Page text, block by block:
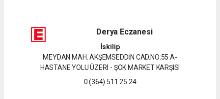
Derya Eczanesi
İskilip
MEYDAN MAH. AKŞEMSEDDİN CAD.NO:55 A-
HASTANE YOLU ÜZERİ - ŞOK MARKET KARŞISI
0 (364) 511 25 24